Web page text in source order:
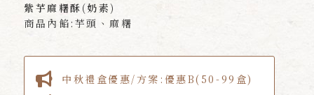
紫芋麻糬酥(奶素)
商品內餡:芋頭、麻糬
中秋禮盒優惠/方案:優惠B(50-99盒)